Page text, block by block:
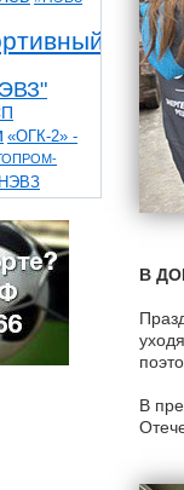
«ОГК-2» -
НЭВЗ
космос
роща В
В